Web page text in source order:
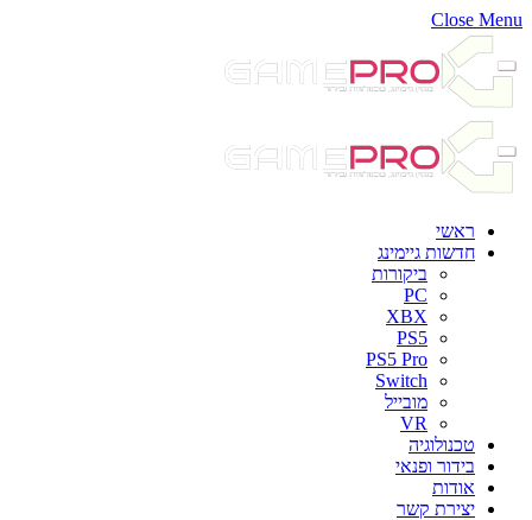
Close Menu
ראשי
חדשות גיימינג
ביקורות
PC
XBX
PS5
PS5 Pro
Switch
מובייל
VR
טכנולוגיה
בידור ופנאי
אודות
יצירת קשר